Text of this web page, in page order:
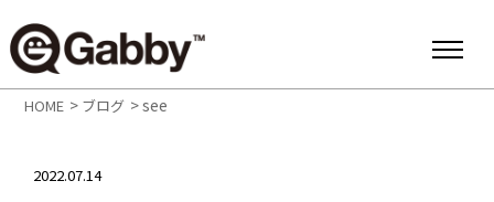
HOME > ブログ >see
2022.07.14